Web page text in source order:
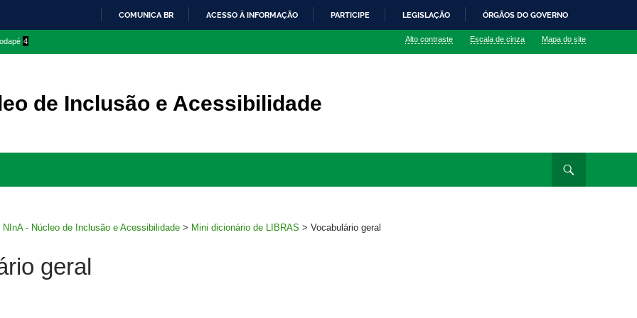
O
COMUNICA BR ACESSO À INFORMAÇÃO PARTICIPE LEGISLAÇÃO ÓRGÃOS DO GOVERNO
4 Alto contraste Escala de cinza Mapa do site
de Inclusão e Acessibilidade
NInA - Núcleo de Inclusão e Acessibilidade > Mini dicionário de LIBRAS > Vocabulário geral
geral